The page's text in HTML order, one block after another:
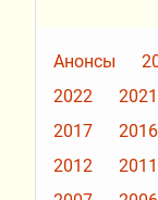
Анонсы
2022
2021
2017
2016
2012
2011